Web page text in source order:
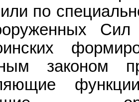
по
Сил
законом